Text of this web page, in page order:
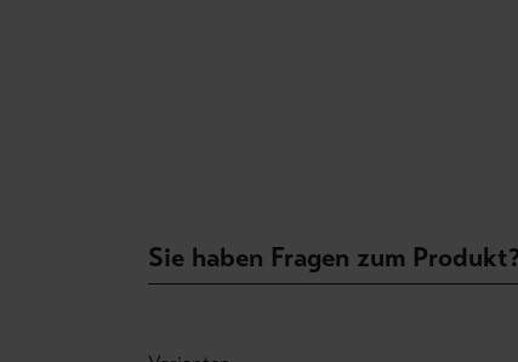
Sie haben Fragen zum